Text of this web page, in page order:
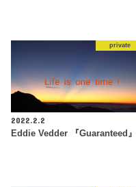
private
2022.2.2
Eddie Vedder 『Guaranteed』